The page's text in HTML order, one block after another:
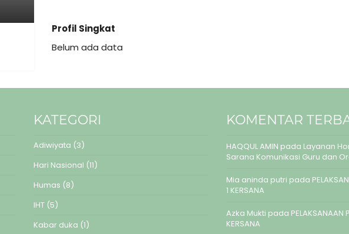
Profil Singkat
Belum ada data
KATEGORI
Adiwiyata (3)
Hari Nasional (11)
Humas (8)
IHT(5)
Kabar duka (1)
KOMENTAR
HAQQUL AMIN pada Layanan
Sarana Komunikasi Guru dan
Mia aninda putri pada
1 KERSANA
Azka Mukti pada PELAKSANAAN
KERSANA